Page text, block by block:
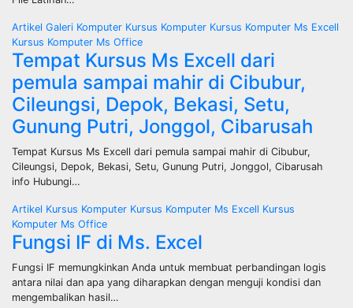
Artikel Galeri Komputer Kursus Komputer Kursus Komputer Ms Excell
Kursus Komputer Ms Office
Tempat Kursus Ms Excell dari
pemula sampai mahir di Cibubur,
Cileungsi, Depok, Bekasi, Setu,
Gunung Putri, Jonggol, Cibarusah
Tempat Kursus Ms Excell dari pemula sampai mahir di Cibubur,
Cileungsi, Depok, Bekasi, Setu, Gunung Putri, Jonggol, Cibarusah
info Hubungi…
Artikel Kursus Komputer Kursus Komputer Ms Excell Kursus
Komputer Ms Office
Fungsi IF di Ms. Excel
Fungsi IF memungkinkan Anda untuk membuat perbandingan logis
antara nilai dan apa yang diharapkan dengan menguji kondisi dan
mengembalikan hasil…